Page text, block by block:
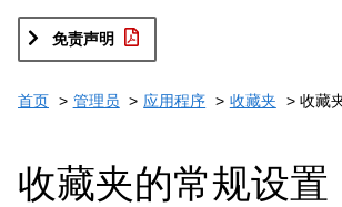
免责声明
首页 管理员 应用程序 收藏夹 收藏
收藏夹的常规设置